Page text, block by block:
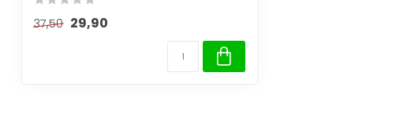
37,50 29,90